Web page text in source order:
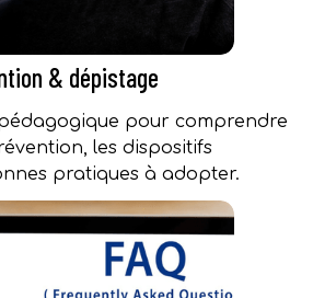
& dépistage
pour comprendre
les dispositifs
pratiques à adopter.